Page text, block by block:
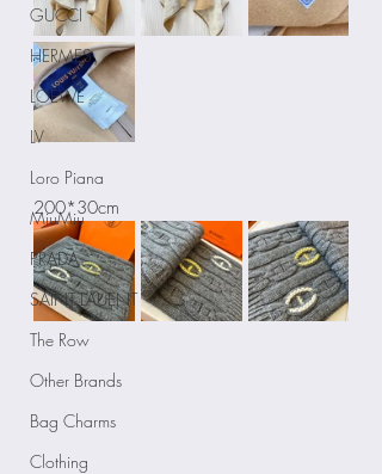
GUCCI
HERMES
LOEWE
LV
Loro Piana
MiuMiu
PRADA
SAINT LAUENT
The Row
Other Brands
Bag Charms
Clothing
200*30cm